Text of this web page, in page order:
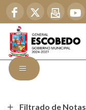
Filtrado de Notas